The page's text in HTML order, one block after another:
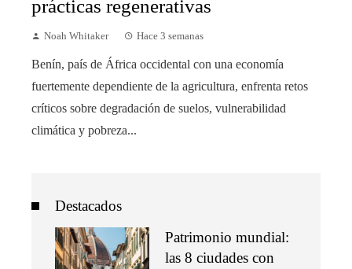
prácticas regenerativas
Noah Whitaker Hace 3 semanas
Benín, país de África occidental con una economía
fuertemente dependiente de la agricultura, enfrenta retos
críticos sobre degradación de suelos, vulnerabilidad
climática y pobreza...
Destacados
Patrimonio mundial:
las 8 ciudades con